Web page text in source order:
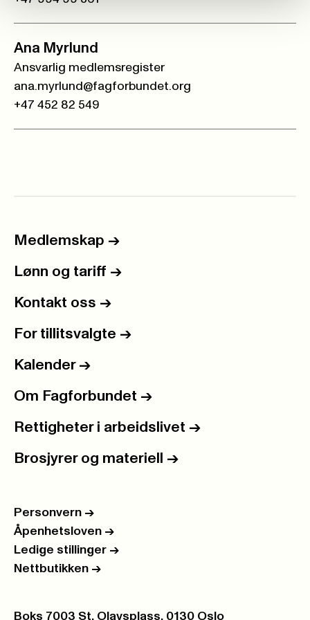
Ana Myrlund
Ansvarlig medlemsregister
ana.myrlund@fagforbundet.org
+47 452 82 549
Medlemskap ->
Lønn og tariff ->
Kontakt oss ->
For tillitsvalgte ->
Kalender ->
Om Fagforbundet ->
Rettigheter i arbeidslivet ->
Brosjyrer og materiell ->
Personvern ->
Åpenhetsloven ->
Ledige stillinger ->
Nettbutikken ->
Postboks:
Boks 7003 St. Olavsplass, 0130 Oslo